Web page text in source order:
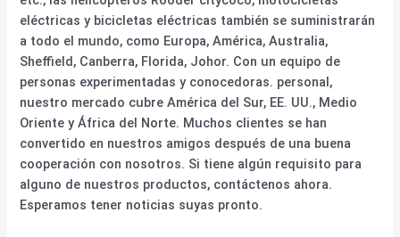
eléctricas y bicicletas eléctricas también se suministrarán
a todo el mundo, como Europa, América, Australia,
Sheffield, Canberra, Florida, Johor. Con un equipo de
personas experimentadas y conocedoras. personal,
nuestro mercado cubre América del Sur, EE. UU., Medio
Oriente y África del Norte. Muchos clientes se han
convertido en nuestros amigos después de una buena
cooperación con nosotros. Si tiene algún requisito para
alguno de nuestros productos, contáctenos ahora.
Esperamos tener noticias suyas pronto.